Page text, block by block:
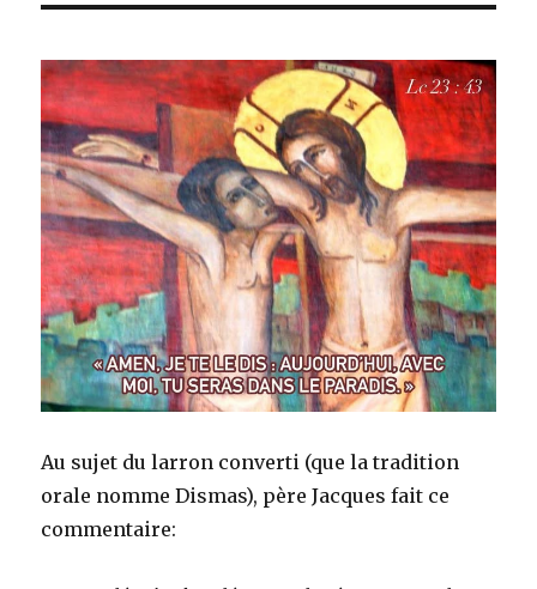
Au sujet du larron converti (que la tradition
orale nomme Dismas), père Jacques fait ce
commentaire: